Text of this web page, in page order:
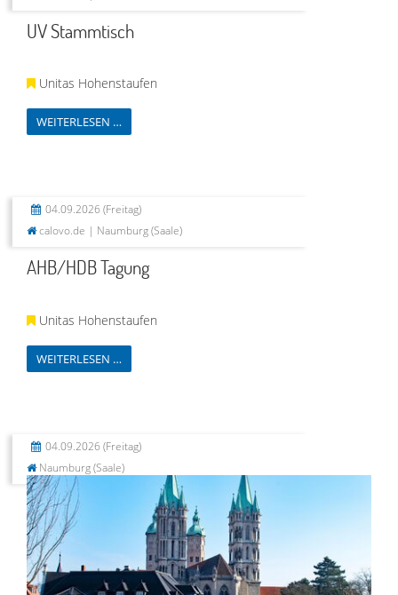
UV Stammtisch
Unitas Hohenstaufen
WEITERLESEN …
04.09.2026 (Freitag)
calovo.de | Naumburg (Saale)
AHB/HDB Tagung
Unitas Hohenstaufen
WEITERLESEN …
04.09.2026 (Freitag)
Naumburg (Saale)